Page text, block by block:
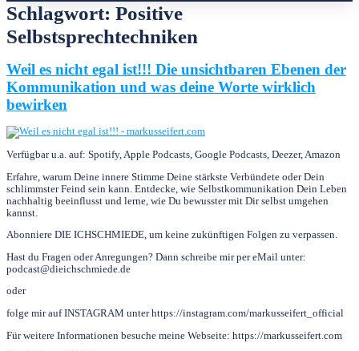
Schlagwort: Positive
Selbstsprechtechniken
Weil es nicht egal ist!!! Die unsichtbaren Ebenen der
Kommunikation und was deine Worte wirklich
bewirken
Verfügbar u.a. auf: Spotify, Apple Podcasts, Google Podcasts, Deezer, Amazon
Erfahre, warum Deine innere Stimme Deine stärkste Verbündete oder Dein
schlimmster Feind sein kann. Entdecke, wie Selbstkommunikation Dein Leben
nachhaltig beeinflusst und lerne, wie Du bewusster mit Dir selbst umgehen
kannst.
Abonniere DIE ICHSCHMIEDE, um keine zukünftigen Folgen zu verpassen.
Hast du Fragen oder Anregungen? Dann schreibe mir per eMail unter:
podcast@dieichschmiede.de
oder
folge mir auf INSTAGRAM unter https://instagram.com/markusseifert_official
Für weitere Informationen besuche meine Webseite: https://markusseifert.com